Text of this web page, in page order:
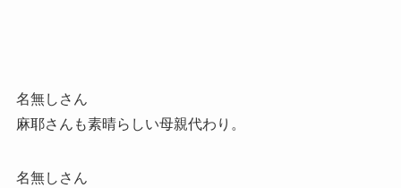
名無しさん
麻耶さんも素晴らしい母親代わり。
名無しさん